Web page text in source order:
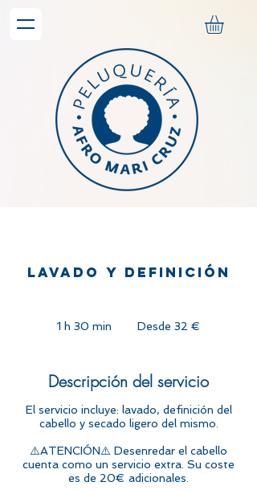
Lavado y definición
1 h 30 min
0
i
eurosDesde 32 €
Descripción del servicio
El servicio incluye: lavado, definición del
cabello y secado ligero del mismo.
⚠️ATENCIÓN⚠️ Desenredar el cabello
cuenta como un servicio extra. Su coste
es de 20€ adicionales.